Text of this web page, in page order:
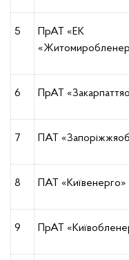
5
ПрАТ «ЕК
6 ПрАТ
7 ПАТ
8 ПАТ «Київенерго»
9 ПрАТ